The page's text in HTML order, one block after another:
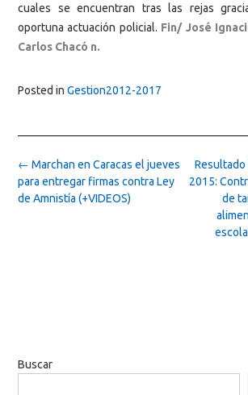
cuales se encuentran tras las rejas
oportuna actuación policial. Fin/ José
Carlos Chacó n.
Posted in Gestion2012-2017
Post
navigation
Resultado
2015:
de
← Marchan en Caracas el jueves
para entregar firmas contra Ley
de Amnistía (+VIDEOS)
Buscar